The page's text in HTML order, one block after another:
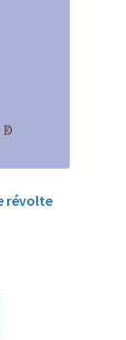
révolte